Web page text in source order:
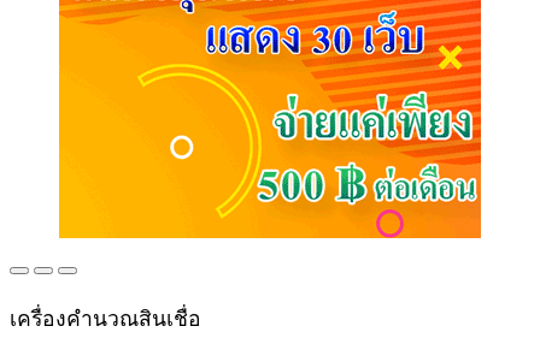
เครื่องคำนวณสินเชื่อ